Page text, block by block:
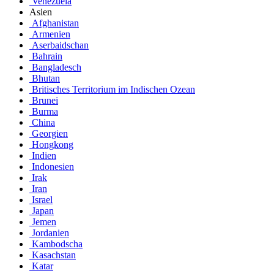
Asien
Afghanistan
Armenien
Aserbaidschan
Bahrain
Bangladesch
Bhutan
Britisches Territorium im Indischen Ozean
Brunei
Burma
China
Georgien
Hongkong
Indien
Indonesien
Irak
Iran
Israel
Japan
Jemen
Jordanien
Kambodscha
Kasachstan
Katar